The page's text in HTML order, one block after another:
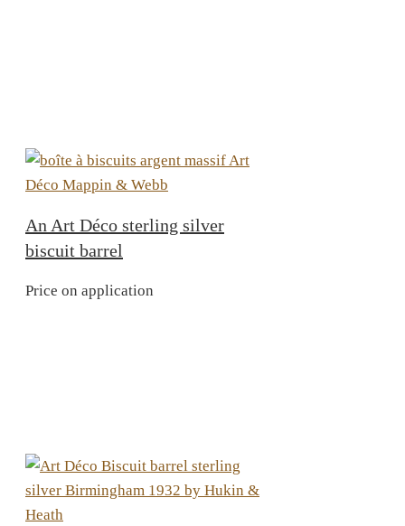
An Art Déco sterling silver
biscuit barrel
Price on application